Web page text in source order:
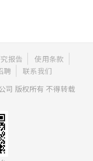
报告
使用条款
聘
联系我们
司 版权所有 不得转载